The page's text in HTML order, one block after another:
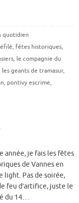
quotidien
, fêtes historiques,
, le compagnie du
les geants de tramasur,
, pontivy escrime,
année, je fais les fêtes
de Vannes en
light. Pas de soirée,
feu d’artifice, juste le
du 14…